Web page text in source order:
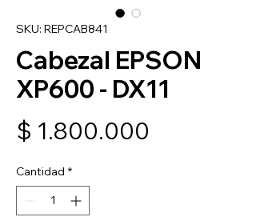
SKU: REPCAB841
Cabezal EPSON
XP600 - DX11
$ 1.800.000
Cantidad *